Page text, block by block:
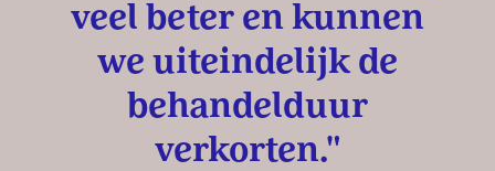
veel beter en kunnen
we uiteindelijk de
behandelduur
verkorten."